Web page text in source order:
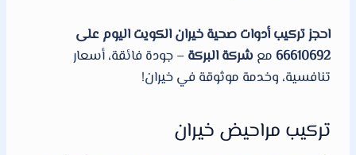
احجز تركيب أدوات صحية خيران الكويت اليوم على
66610692 معشركة البركة– جودة فائقة، أسعار
تنافسية، وخدمة موثوقة في خيران!
تركيب مراحيض خيران